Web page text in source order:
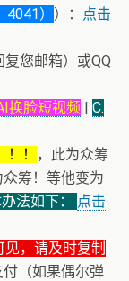
） ）：
点击
您邮箱）或QQ
换脸短视频 | C.
！
，此为众筹
筹！等他变为
法如下：
点击
，请及时复制
（如果偶尔弹